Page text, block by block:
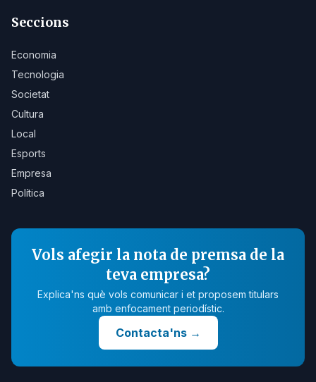
Seccions
Economia
Tecnologia
Societat
Cultura
Local
Esports
Empresa
Política
Vols afegir la nota de premsa de la
teva empresa?
Explica'ns què vols comunicar i et proposem titulars
amb enfocament periodístic.
Contacta'ns→